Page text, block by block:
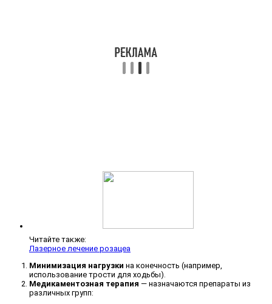
Читайте также:
Лазерное лечение розацеа
Минимизация нагрузки на конечность (например,
использование трости для ходьбы).
Медикаментозная терапия — назначаются препараты из
различных групп: